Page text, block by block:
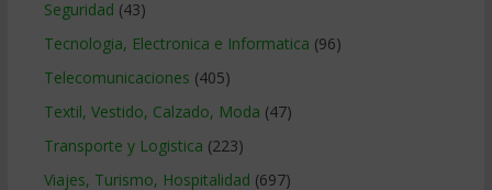
Seguridad (43)
Tecnologia, Electronica e Informatica (96)
Telecomunicaciones (405)
Textil, Vestido, Calzado, Moda (47)
Transporte y Logistica (223)
Viajes, Turismo, Hospitalidad (697)